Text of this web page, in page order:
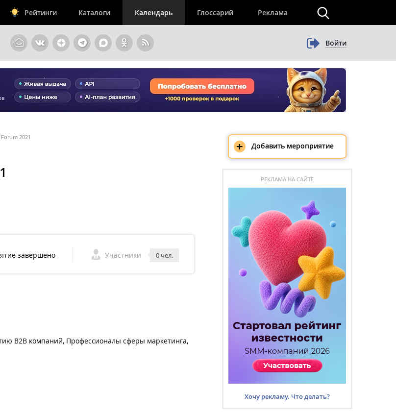
Рейтинги Каталоги Календарь Глоссарий Реклама
Войти
2021
завершено Участники 0 чел.
B2B компаний, Профессионалы сферы маркетинга,
+ Добавить мероприятие
РЕКЛАМА НА САЙТЕ
Хочу рекламу. Что делать?